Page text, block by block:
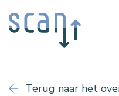
Terug naar het